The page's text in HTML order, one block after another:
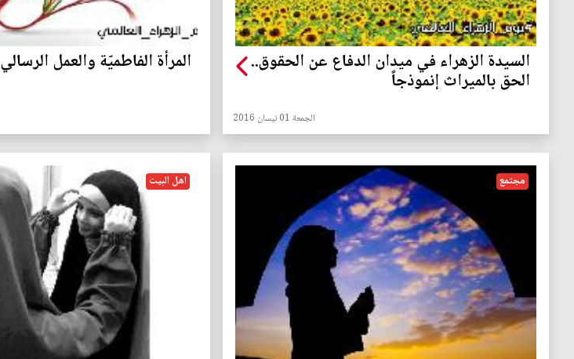
السيدة الزهراء في ميدان الدفاع عن الحقوق..
الحق بالميراث إنموذجاً
الجمعة 01 نيسان 2016
المرأة الفاطميّة والعمل الرسالي
مجتمع اهل البيت